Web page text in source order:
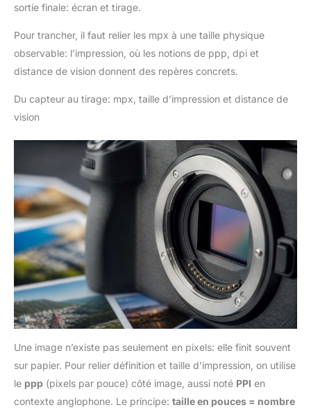
sortie finale: écran et tirage.
Pour trancher, il faut relier les mpx à une taille physique
observable: l’impression, où les notions de ppp, dpi et
distance de vision donnent des repères concrets.
Du capteur au tirage: mpx, taille d’impression et distance de
vision
Une image n’existe pas seulement en pixels: elle finit souvent
sur papier. Pour relier définition et taille d’impression, on utilise
le ppp (pixels par pouce) côté image, aussi noté PPI en
contexte anglophone. Le principe: taille en pouces = nombre